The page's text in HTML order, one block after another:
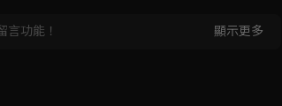
言功能！ 顯示更多